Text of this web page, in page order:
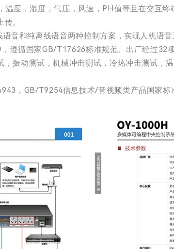
度，湿度，气压，风速，PH值等且在交互
。
音和纯离线语音两种控制方案，实现人机语音
遵循国家GB/T17626标准规范。出厂经过32
振动测试，机械冲击测试，冷热冲击测试，
，GB/T9254信息技术/音视频类产品国家标